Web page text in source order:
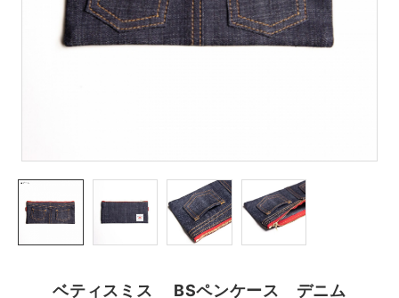
ベティスミス BSペンケース デニム